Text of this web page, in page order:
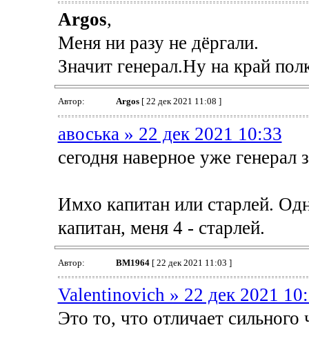
Argos,
Меня ни разу не дёргали.
Значит генерал.Ну на край
Автор: Argos[ 22 дек 2021 11:08 ]
авоська » 22 дек 2021 10:33
сегодня наверное уже генерал
Имхо капитан или старлей.
капитан, меня 4 - старлей.
Автор: BM1964[ 22 дек 2021 11:03 ]
Valentinovich » 22 дек 2021
Это то, что отличает сильного